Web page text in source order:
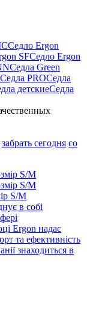
Седло Ergon
SFСедло Ergon
Седла Green
Седла PROСедла
детскиеСедла
забрать сегодня со
S/M
в собі
Ergon надає
та ефективність
знаходиться в